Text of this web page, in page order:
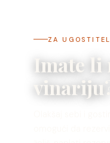
ZA
Imate li
vinariju?